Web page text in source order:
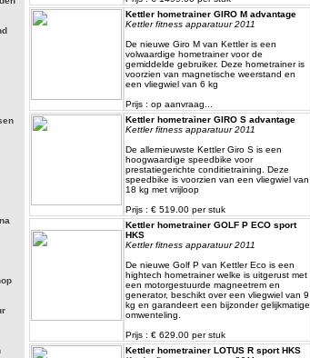
Kettler hometrainer GIRO M advantage
Kettler fitness apparatuur 2011
De nieuwe Giro M van Kettler is een
volwaardige hometrainer voor de
gemiddelde gebruiker. Deze hometrainer is
voorzien van magnetische weerstand en
een vliegwiel van 6 kg
Prijs : op aanvraag...
Kettler hometrainer GIRO S advantage
Kettler fitness apparatuur 2011
De allernieuwste Kettler Giro S is een
hoogwaardige speedbike voor
prestatiegerichte conditietraining. Deze
speedbike is voorzien van een vliegwiel van
18 kg met vrijloop
Prijs : € 519.00 per stuk
Kettler hometrainer GOLF P ECO sport
HKS
Kettler fitness apparatuur 2011
De nieuwe Golf P van Kettler Eco is een
hightech hometrainer welke is uitgerust met
een motorgestuurde magneetrem en
generator, beschikt over een vliegwiel van 9
kg en garandeert een bijzonder gelijkmatige
omwenteling.
Prijs : € 629.00 per stuk
Kettler hometrainer LOTUS R sport HKS